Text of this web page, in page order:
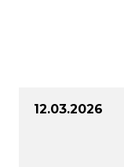
12.03.2026